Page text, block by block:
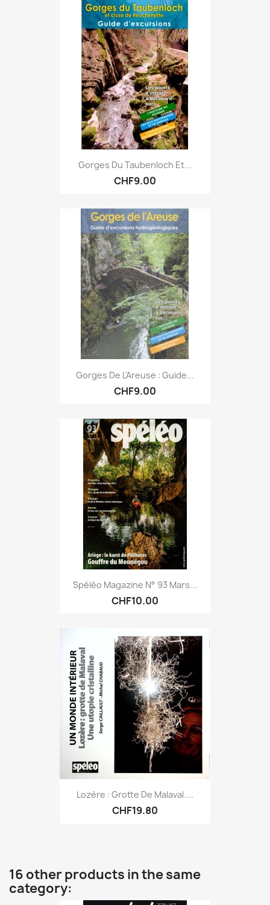
Gorges Du Taubenloch Et...
CHF9.00
Gorges De L'Areuse : Guide...
CHF9.00
Spéléo Magazine N° 93 Mars...
CHF10.00
Lozère : Grotte De Malaval....
CHF19.80
16 other products in the same
category: